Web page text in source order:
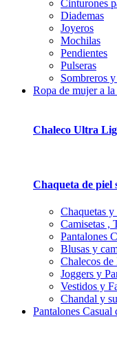
Cinturones
Diademas
Joyeros
Mochilas
Pendientes
Pulseras
Sombreros
Ropa de mujer a la
Chaleco Ultra
Chaqueta de piel
Chaquetas
Camisetas ,
Pantalones
Blusas y
Chalecos
Joggers y
Vestidos y
Chandal y
Pantalones Casual